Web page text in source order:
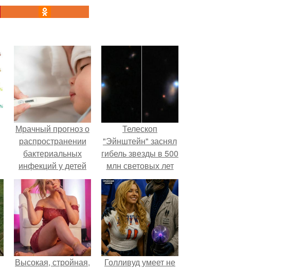
Мрачный прогноз о
распространении
бактериальных
инфекций у детей
вышел.
Телескоп
"Эйнштейн" заснял
гибель звезды в 500
млн световых лет
от земли.
Высокая, стройная,
Голливуд умеет не